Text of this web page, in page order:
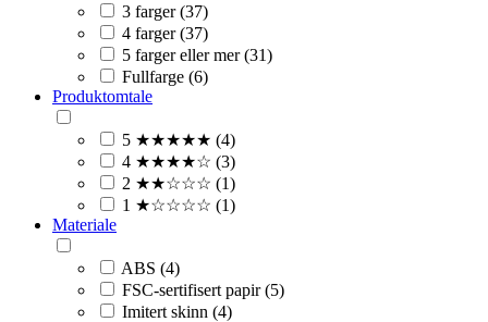
3 farger (37)
4 farger (37)
5 farger eller mer (31)
Fullfarge (6)
Produktomtale
5 ★★★★★ (4)
4 ★★★★☆ (3)
2 ★★☆☆☆ (1)
1 ★☆☆☆☆ (1)
Materiale
ABS (4)
FSC-sertifisert papir (5)
Imitert skinn (4)